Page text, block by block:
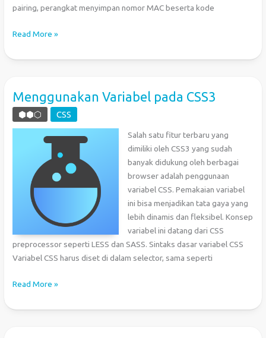
pairing, perangkat menyimpan nomor MAC beserta kode
Cara
Bluetooth
dengan
Dual
Boot
Windows
Read More »
Menggunakan Variabel pada CSS3
⬢⬢⬡ CSS
Salah satu fitur terbaru yang
dimiliki oleh CSS3 yang sudah
banyak didukung oleh berbagai
browser adalah penggunaan
variabel CSS. Pemakaian variabel
ini bisa menjadikan tata gaya yang
lebih dinamis dan fleksibel. Konsep
variabel ini datang dari CSS
preprocessor seperti LESS dan SASS. Sintaks dasar variabel CSS
Variabel CSS harus diset di dalam selector, sama seperti
Menggunakan
pada
Read More »